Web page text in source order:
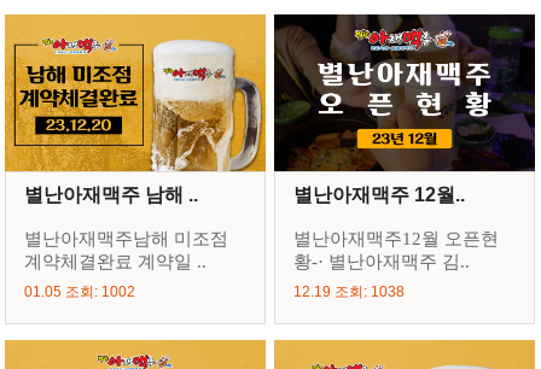
별난아재맥주 남해 ..
별난아재맥주남해 미조점
계약체결완료 계약일 ..
01.05 조회: 1002
별난아재맥주 12월..
별난아재맥주12월 오픈현
황-· 별난아재맥주 김..
12.19 조회: 1038